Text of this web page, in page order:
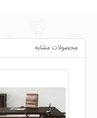
محصولات مشابه